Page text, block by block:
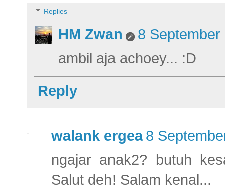
Replies
HM Zwan
8
ambil aja achoey... :D
Reply
walank ergea 8
ngajar anak2? butuh
Salut deh! Salam kenal...